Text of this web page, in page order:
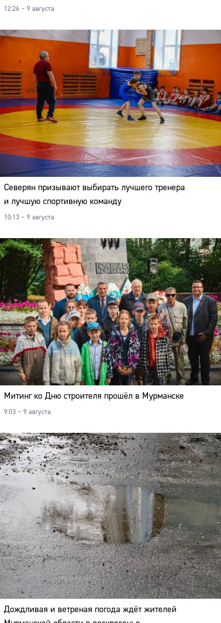
12:26 – 9 августа
Северян призывают выбирать лучшего тренера
и лучшую спортивную команду
10:13 – 9 августа
Митинг ко Дню строителя прошёл в Мурманске
9:03 – 9 августа
Дождливая и ветреная погода ждёт жителей